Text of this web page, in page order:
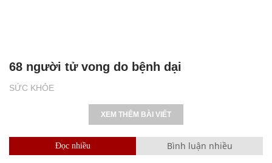
SỨC KHỎE
68 người tử vong do bệnh dại
XEM THÊM BÀI VIẾT
Đọc nhiều Bình luận nhiều